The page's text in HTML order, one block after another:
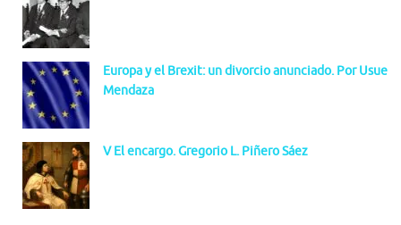
Europa y el Brexit: un divorcio anunciado. Por Usue
Mendaza
V El encargo. Gregorio L. Piñero Sáez